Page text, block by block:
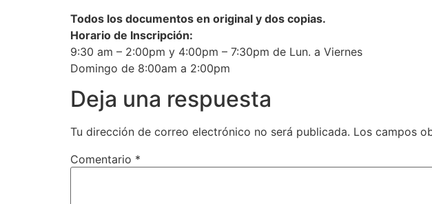
Todos los documentos en original y dos copias.
Horario de Inscripción:
9:30 am – 2:00pm y 4:00pm – 7:30pm de Lun. a Viernes
Domingo de 8:00am a 2:00pm
Deja una respuesta
Tu dirección de correo electrónico no será publicada. Los campos
Comentario *